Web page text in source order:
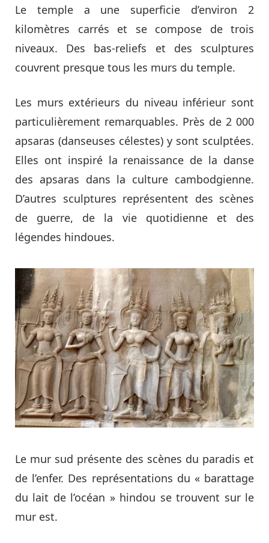
Le temple a une superficie d’environ 2
kilomètres carrés et se compose de trois
niveaux. Des bas-reliefs et des sculptures
couvrent presque tous les murs du temple.
Les murs extérieurs du niveau inférieur sont
particulièrement remarquables. Près de 2 000
apsaras (danseuses célestes) y sont sculptées.
Elles ont inspiré la renaissance de la danse
des apsaras dans la culture cambodgienne.
D’autres sculptures représentent des scènes
de guerre, de la vie quotidienne et des
légendes hindoues.
Le mur sud présente des scènes du paradis et
de l’enfer. Des représentations du « barattage
du lait de l’océan » hindou se trouvent sur le
mur est.